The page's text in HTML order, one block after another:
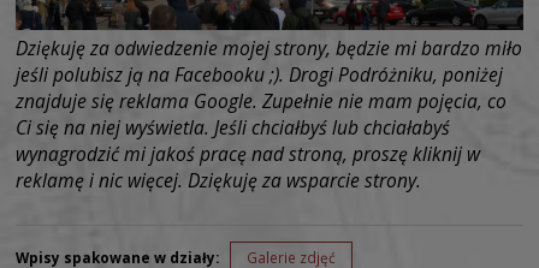
Dziękuję za odwiedzenie mojej strony, będzie mi bardzo miło
jeśli polubisz ją na Facebooku ;). Drogi Podróżniku, poniżej
znajduje się reklama Google. Zupełnie nie mam pojęcia, co
Ci się na niej wyświetla. Jeśli chciałbyś lub chciałabyś
wynagrodzić mi jakoś pracę nad stroną, proszę kliknij w
reklamę i nic więcej. Dziękuję za wsparcie strony.
Wpisy spakowane w działy: Galerie zdjęć